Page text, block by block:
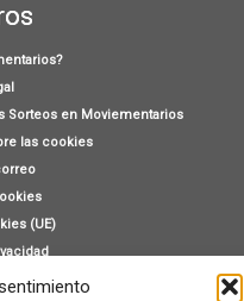
Sorteos en Moviementarios
las cookies
(UE)
nosotros